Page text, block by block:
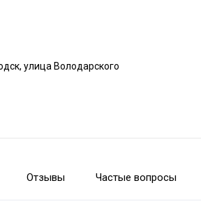
улица Володарского
Отзывы Частые вопросы